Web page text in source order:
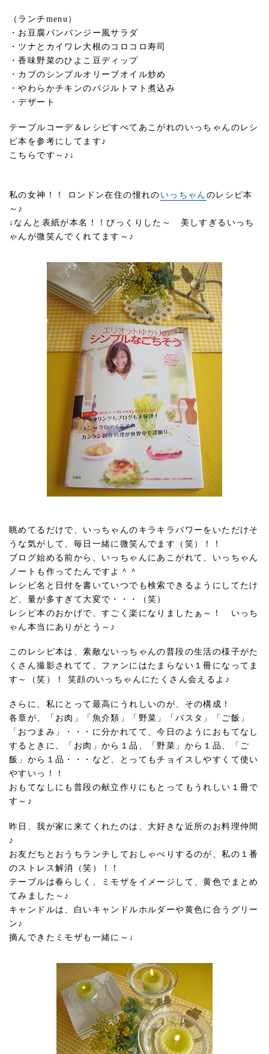
（ランチmenu）
・お豆腐バンバンジー風サラダ
・ツナとカイワレ大根のコロコロ寿司
・香味野菜のひよこ豆ディップ
・カブのシンプルオリーブオイル炒め
・やわらかチキンのバジルトマト煮込み
・デザート
テーブルコーデ＆レシピすべてあこがれのいっちゃんのレシ
ピ本を参考にしてます♪
こちらです～♪↓
私の女神！！ ロンドン在住の憧れの いっちゃん のレシピ本
～♪
↓なんと表紙が本名！！びっくりした～ 美しすぎるいっち
ゃんが微笑んでくれてます～♪
眺めてるだけで、いっちゃんのキラキラパワーをいただけそ
うな気がして、毎日一緒に微笑んでます（笑）！！
ブログ始める前から、いっちゃんにあこがれて、いっちゃん
ノートも作ってたんですよ＾＾
レシピ名と日付を書いていつでも検索できるようにしてたけ
ど、量が多すぎて大変で・・・（笑）
レシピ本のおかげで、すごく楽になりましたぁ～！ いっち
ゃん本当にありがとう～♪
このレシピ本は、素敵ないっちゃんの普段の生活の様子がた
くさん撮影されてて、ファンにはたまらない１冊になってま
す～（笑）！ 笑顔のいっちゃんにたくさん会えるよ♪
さらに、私にとって最高にうれしいのが、その構成！
各章が、「お肉」「魚介類」「野菜」「パスタ」「ご飯」
「おつまみ」・・・に分かれてて、今日のようにおもてなし
するときに、「お肉」から１品、「野菜」から１品、「ご
飯」から１品・・・など、とってもチョイスしやすくて使い
やすいっ！！
おもてなしにも普段の献立作りにもとってもうれしい１冊で
す～♪
昨日、我が家に来てくれたのは、大好きな近所のお料理仲間
♪
お友だちとおうちランチしておしゃべりするのが、私の１番
のストレス解消（笑）！！
テーブルは春らしく、ミモザをイメージして、黄色でまとめ
てみました～♪
キャンドルは、白いキャンドルホルダーや黄色に合うグリー
ン♪
摘んできたミモザも一緒に～↓